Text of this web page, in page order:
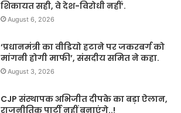
शिकायत सही, वे देश-विरोधी नहीं’.
August 6, 2026
‘प्रधानमंत्री का वीडियो हटाने पर जकरबर्ग को
मांगनी होगी माफी’, संसदीय समित ने कहा.
August 3, 2026
CJP संस्थापक अभिजीत दीपके का बड़ा ऐलान,
राजनीतिक पार्टी नहीं बनाएंगे..!